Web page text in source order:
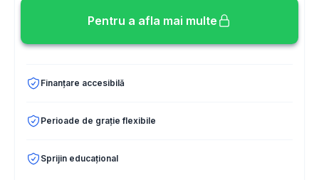
Pentru a afla mai multe
Finanțare accesibilă
Perioade de grație flexibile
Sprijin educațional